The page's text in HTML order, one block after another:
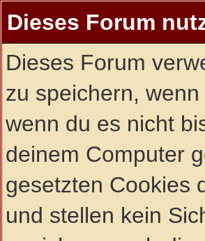
Dieses Forum
Dieses Forum
zu speichern,
wenn du es nicht
deinem Computer
gesetzten Cookies
und stellen kein